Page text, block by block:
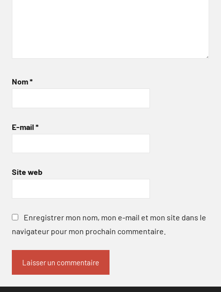
Nom*
E-mail *
Site web
Enregistrer mon nom, mon e-mail et mon site dans le
navigateur pour mon prochain commentaire.